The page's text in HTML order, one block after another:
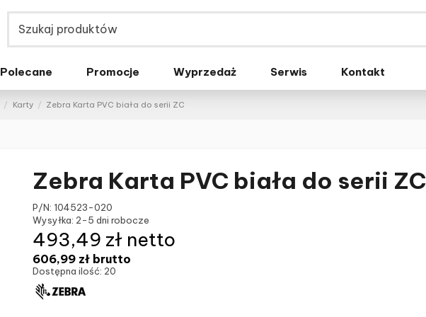
Polecane Promocje Wyprzedaż Serwis Kontakt
Karty Zebra Karta PVC biała do serii ZC
Zebra Karta PVC biała do serii ZC
P/N: 104523-020
Wysyłka: 2-5 dni robocze
606,99 zł brutto
493,49 zł netto
Dostępna ilość: 20